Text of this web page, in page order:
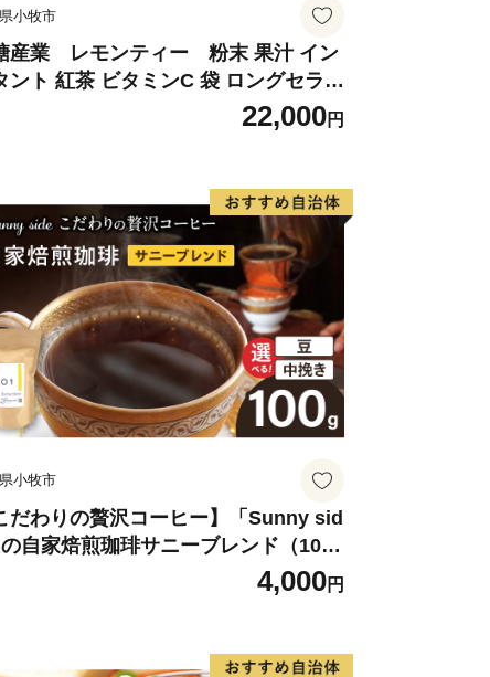
小牧市
産業 レモンティー 粉末 果汁 イン
ント 紅茶 ビタミンC 袋 ロングセラー
飲料 粉末茶 簡単 手軽 ホット アイス
22,000円
小牧市
だわりの贅沢コーヒー】「Sunny sid
自家焙煎珈琲サニーブレンド（100
4,000円